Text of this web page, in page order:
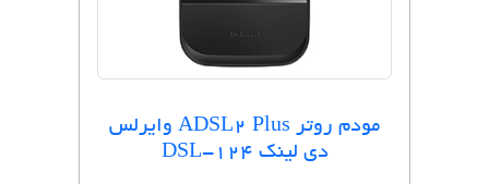
مودم روتر ADSL2 Plus وایرلس
دی لینک DSL-124